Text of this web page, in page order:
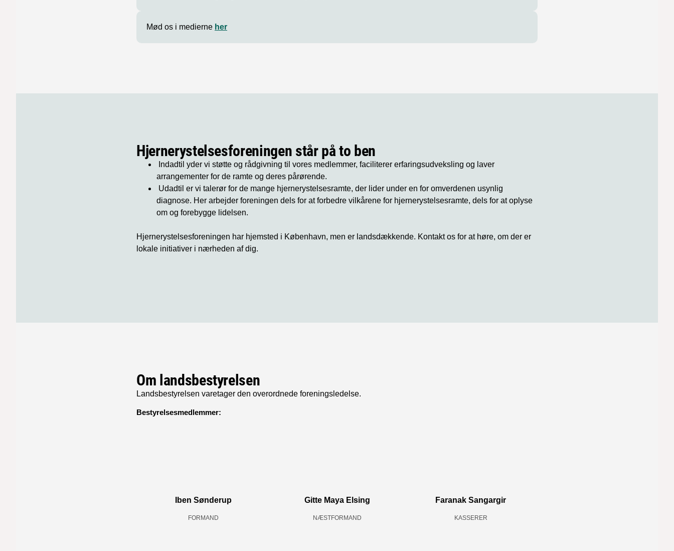
Mød os i medierne her
Hjernerystelsesforeningen står på to ben
Indadtil yder vi støtte og rådgivning til vores medlemmer, faciliterer erfaringsudveksling og laver
arrangementer for de ramte og deres pårørende.
Udadtil er vi talerør for de mange hjernerystelsesramte, der lider under en for omverdenen usynlig
diagnose. Her arbejder foreningen dels for at forbedre vilkårene for hjernerystelsesramte, dels for at oplyse
om og forebygge lidelsen.
Hjernerystelsesforeningen har hjemsted i København, men er landsdækkende. Kontakt os for at høre, om der er
lokale initiativer i nærheden af dig.
Iben Sønderup
FORMAND
Gitte Maya Elsing
NÆSTFORMAND
Faranak Sangargir
KASSERER
Om landsbestyrelsen
Landsbestyrelsen varetager den overordnede foreningsledelse.
Bestyrelsesmedlemmer: